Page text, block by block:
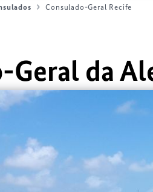
Consulado-Geral Recife
Geral da